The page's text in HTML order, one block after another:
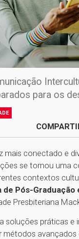
para os
mais conectado e
se tornou uma
contextos
de Pós-
Presbiteriana
soluções práticas e
métodos